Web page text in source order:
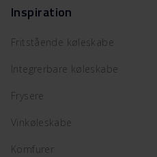
Inspiration
Fritstående køleskabe
Integrerbare køleskabe
Frysere
Vinkøleskabe
Komfurer